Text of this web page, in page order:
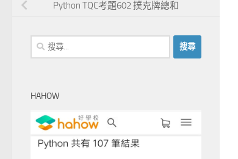
Python TQC考題602 撲克牌總和
搜
尋
字:
HAHOW